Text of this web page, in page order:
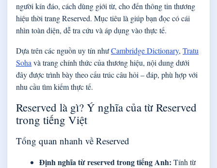
người kín đáo, cách dùng giới từ, cho đến thông tin thương
hiệu thời trang Reserved. Mục tiêu là giúp bạn đọc có cái
nhìn toàn diện, dễ tra cứu và áp dụng vào thực tế.
Dựa trên các nguồn uy tín nhưCambridge Dictionary, Tratu
Soha và trang chính thức của thương hiệu, nội dung dưới
đây được trình bày theo cấu trúc câu hỏi – đáp, phù hợp với
nhu cầu tìm kiếm thực tế.
Reserved là gì? Ý nghĩa của từ Reserved
trong tiếng Việt
Tổng quan nhanh về Reserved
Định nghĩa từ reserved trong tiếng Anh: Tính từ